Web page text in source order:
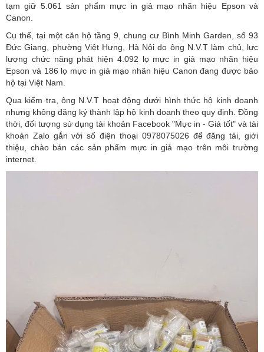
tạm giữ 5.061 sản phẩm mực in giả mạo nhãn hiệu Epson và
Canon.
Cụ thể, tại một căn hộ tầng 9, chung cư Bình Minh Garden, số 93
Đức Giang, phường Việt Hưng, Hà Nội do ông N.V.T làm chủ, lực
lượng chức năng phát hiện 4.092 lọ mực in giả mạo nhãn hiệu
Epson và 186 lọ mực in giả mạo nhãn hiệu Canon đang được bảo
hộ tại Việt Nam.
Qua kiểm tra, ông N.V.T hoạt động dưới hình thức hộ kinh doanh
nhưng không đăng ký thành lập hộ kinh doanh theo quy định. Đồng
thời, đối tượng sử dụng tài khoản Facebook "Mực in - Giá tốt" và tài
khoản Zalo gắn với số điện thoại 0978075026 để đăng tải, giới
thiệu, chào bán các sản phẩm mực in giả mạo trên môi trường
internet.